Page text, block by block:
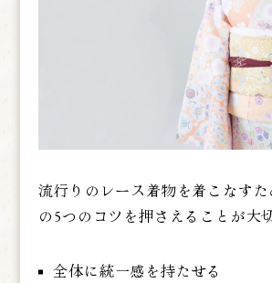
流行りのレース着物を着こなす
の5つのコツを押さえることが大
全体に統一感を持たせる